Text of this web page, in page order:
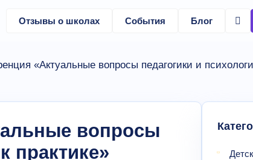
Отзывы о школах События Блог
«Актуальные вопросы педагогики и
вопросы
практике»